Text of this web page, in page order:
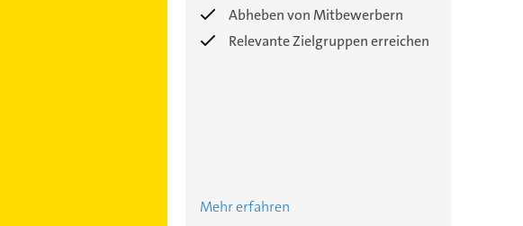
Abheben von Mitbewerbern
Relevante Zielgruppen erreichen
Mehr erfahren